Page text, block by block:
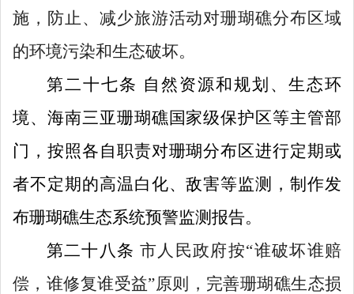
施，防止、减少旅游活动对珊瑚礁分布区域
的环境污染和生态破坏。
第二十七条 自然资源和规划 、生态环
境、海南三亚珊瑚礁国家级保护区等主管部
门，按照各自职责对珊瑚分布区进行定期或
者不定期的高温白化、敌害等监测 ，制作发
布珊瑚礁生态系统预警监测 报告。
第二十八条 市人民政府按“谁破坏谁赔
偿，谁修复谁受益”原则，完善珊瑚礁生态损